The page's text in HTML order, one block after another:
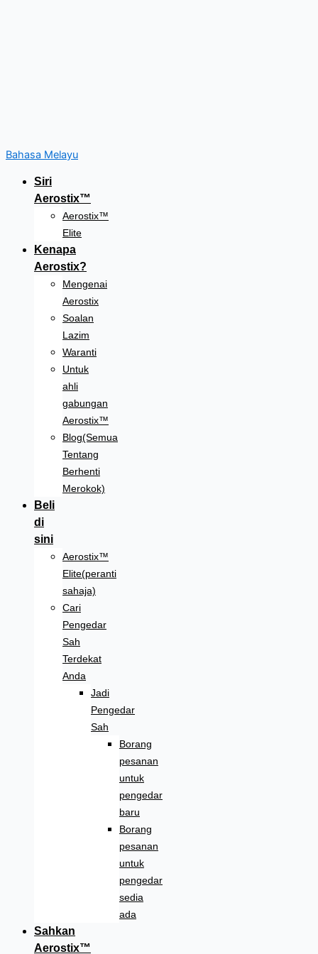
Bahasa Melayu
Siri
Aerostix™
Aerostix™
Elite
Kenapa
Aerostix?
Mengenai
Aerostix
Soalan
Lazim
Waranti
Untuk
ahli
gabungan
Aerostix™
Blog(Semua
Tentang
Berhenti
Merokok)
Beli
di
sini
Aerostix™
Elite(peranti
sahaja)
Cari
Pengedar
Sah
Terdekat
Anda
Jadi
Pengedar
Sah
Borang
pesanan
untuk
pengedar
baru
Borang
pesanan
untuk
pengedar
sedia
ada
Sahkan
Aerostix™